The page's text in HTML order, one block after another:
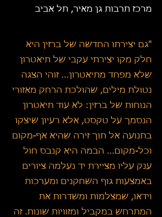
מרכז תרבות גן מאיר, תל אביב
"גם יצירתו החדשה של ברזין היא
חלק מקו יצירתי עקבי של תיאטרון
שלא מפחד מתיאטרון... זוהי הצגה
נטולת מילים, שהולכת הרחק מאזורי
הנוחות של ברזין: לא עוד תיאטרון
הנסמך על טקסט, אלא רעיון שיצקו
בתנועה אל תוך זירה שהיא אף-מקום
וכל-מקום... הבמה היא קנבס חול
ענק עליו מציירת יד נעלמה ציורים
באמצעות גוף השחקנים ומערכות
וידאו, שמצלמות ומשדרות את
המתרחש במקביל ומזוויות שונות. זה